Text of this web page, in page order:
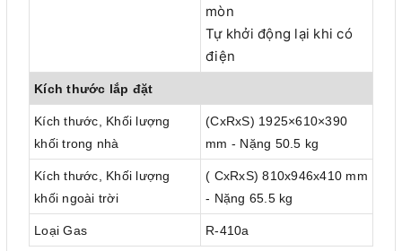
mòn
Tự khởi động lại khi có
điện
Kích thước lắp đặt
Kích thước, Khối lượng
khối trong nhà
(CxRxS) 1925×610×390
mm - Nặng 50.5 kg
Kích thước, Khối lượng
khối ngoài trời
( CxRxS) 810x946x410 mm
- Nặng 65.5 kg
Loại Gas R-410a